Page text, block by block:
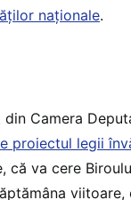
naţionale.
Camera
proiectul legii
că va cere